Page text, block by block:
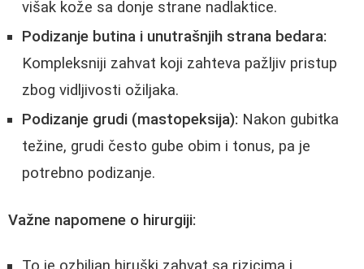
višak kože sa donje strane nadlaktice.
Podizanje butina i unutrašnjih strana bedara:
Kompleksniji zahvat koji zahteva pažljiv pristup
zbog vidljivosti ožiljaka.
Podizanje grudi (mastopeksija): Nakon gubitka
težine, grudi često gube obim i tonus, pa je
potrebno podizanje.
Važne napomene o hirurgiji: